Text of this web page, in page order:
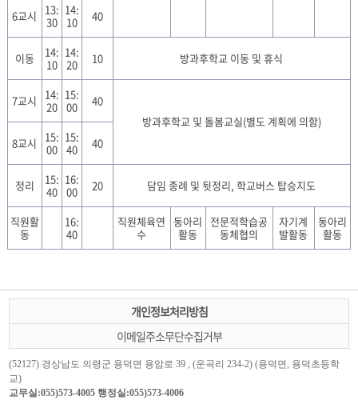
6교시
13:
30
14:
10
40
이동
14:
10
14:
20
10 방과후학교 이동 및 휴식
7교시
14:
20
15:
00
40
방과후학교 및 돌봄교실(별도 계획에 의함)
8교시
15:
00
15:
40
40
정리
15:
40
16:
00
20 담임 종례 및 뒷정리, 학교버스 탑승지도
직원활
동
16:
40
직원체육연
수
동아리
활동
전문적학습공
동체협의
자기계
발활동
동아리
활동
개인정보처리방침
이메일주소무단수집거부
(52127) 경상남도 의령군 용덕면 용암로 39 , (운곡리 234-2) (용덕면, 용덕초등학
교)
교무실:055)573-4005 행정실:055)573-4006